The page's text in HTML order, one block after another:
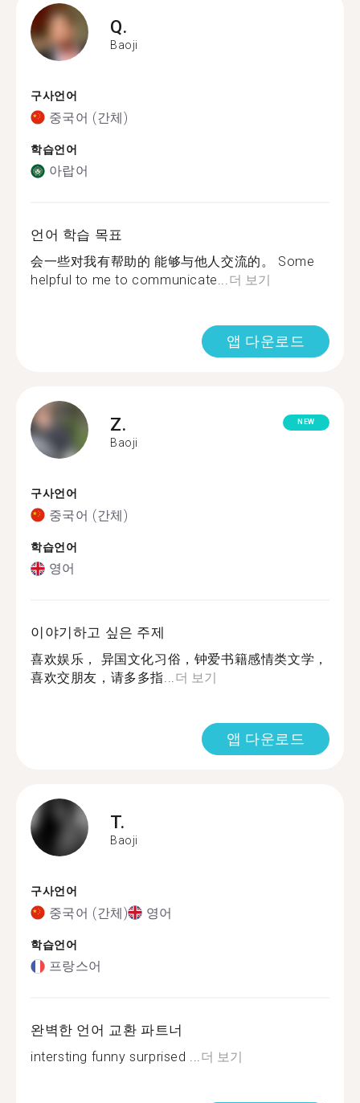
Q.
Baoji
구사언어
중국어 (간체)
학습언어
아랍어
언어 학습 목표
会一些对我有帮助的 能够与他人交流的。 Some
helpful to me to communicate...더 보기
앱 다운로드
Z.
Baoji
NEW
구사언어
중국어 (간체)
학습언어
영어
이야기하고 싶은 주제
喜欢娱乐， 异国文化习俗，钟爱书籍感情类文学，
喜欢交朋友，请多多指...더 보기
앱 다운로드
T.
Baoji
구사언어
중국어 (간체) 영어
학습언어
프랑스어
완벽한 언어 교환 파트너
intersting funny surprised ...더 보기